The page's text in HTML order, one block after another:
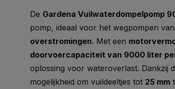
De Gardena Vuilwaterdompelpomp
pomp, ideaal voor het wegpompen van
overstromingen. Met een
doorvoercapaciteit van 9000 liter
oplossing voor wateroverlast. Dankzij
mogelijkheid om vuildeeltjes tot 25 mm